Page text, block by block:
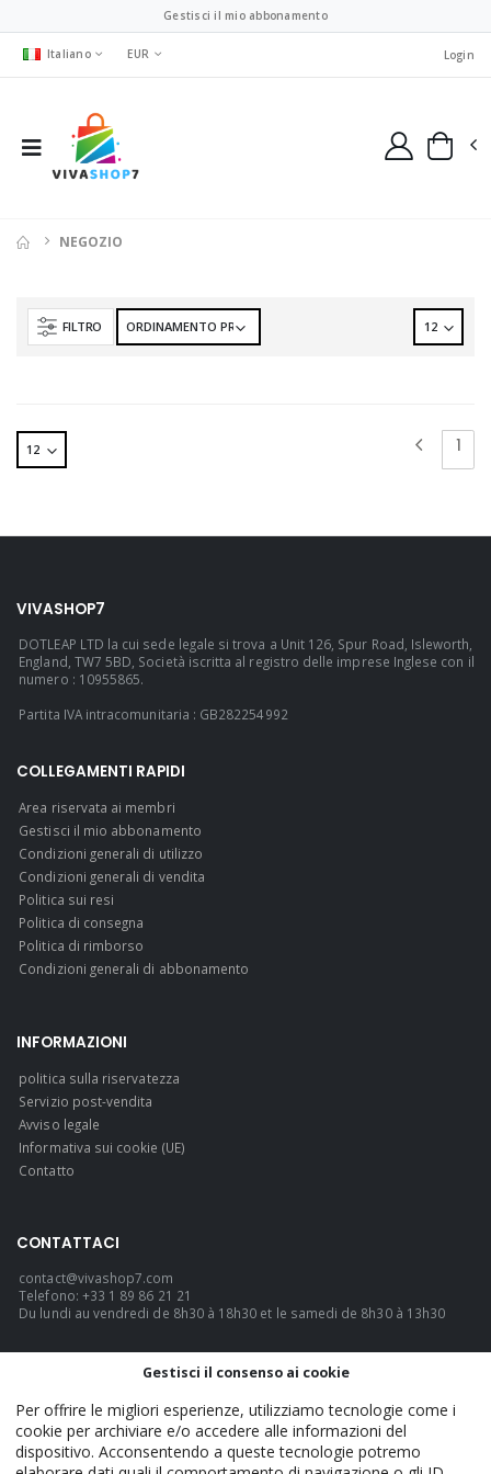
Gestisci il mio abbonamento
Italiano EUR Login
NEGOZIO
FILTRO
1
VIVASHOP7
DOTLEAP LTD la cui sede legale si trova a Unit 126, Spur Road, Isleworth,
England, TW7 5BD, Società iscritta al registro delle imprese Inglese con il
numero : 10955865.
Partita IVA intracomunitaria : GB282254992
COLLEGAMENTI RAPIDI
Area riservata ai membri
Gestisci il mio abbonamento
Condizioni generali di utilizzo
Condizioni generali di vendita
Politica sui resi
Politica di consegna
Politica di rimborso
Condizioni generali di abbonamento
INFORMAZIONI
politica sulla riservatezza
Servizio post-vendita
Avviso legale
Informativa sui cookie (UE)
Contatto
CONTATTACI
contact@vivashop7.com
Telefono: +33 1 89 86 21 21
Du lundi au vendredi de 8h30 à 18h30 et le samedi de 8h30 à 13h30
Gestisci il consenso ai cookie
Per offrire le migliori esperienze, utilizziamo tecnologie come i
cookie per archiviare e/o accedere alle informazioni del
dispositivo. Acconsentendo a queste tecnologie potremo